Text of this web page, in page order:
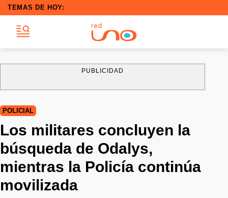
TEMAS DE HOY:
PUBLICIDAD
POLICIAL
Los militares concluyen la
búsqueda de Odalys,
mientras la Policía continúa
movilizada